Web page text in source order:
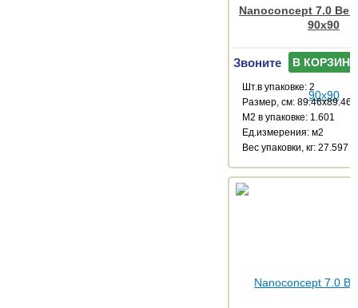
Nanoconcept 7.0
90x90
Звоните В КОРЗИНУ
Шт.в упаковке: 2
Размер, см: 89.46x89.46
М2 в упаковке: 1.601
Ед.измерения: м2
Веc упаковки, кг: 27.597